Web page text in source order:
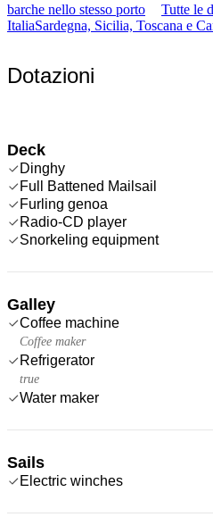
barche nello stesso porto
Tutte le
ItaliaSardegna, Sicilia, Toscana e
Dotazioni
Deck
Dinghy
Full Battened Mailsail
Furling genoa
Radio-CD player
Snorkeling equipment
Galley
Coffee machine
Coffee maker
Refrigerator
true
Water maker
Sails
Electric winches